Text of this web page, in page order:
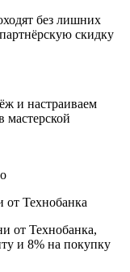
без лишних
скидку
и настраиваем
мастерской
от Технобанка
от Технобанка,
и 8% на покупку